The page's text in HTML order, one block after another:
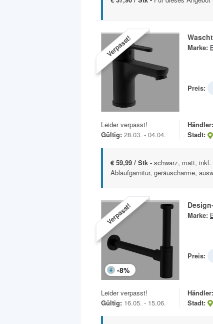
Verpasst! Marke:
Preis:
Leider verpasst!
Gültig: 28.03. - 04.04.
Händler:
Stadt:
€ 59,99 / Stk - schwarz, matt,
Ablaufgarnitur, geräuscharme,
Verpasst!
-8%
Marke:
Preis:
Leider verpasst!
Gültig: 16.05. - 15.06.
Händler:
Stadt: